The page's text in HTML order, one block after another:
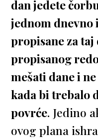
dan jedete
jednom dnevno
propisane za taj
propisanog
mešati dane i
kada bi trebalo
povrće. Jedino
ovog plana